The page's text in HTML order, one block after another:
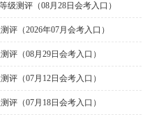
级测评（08月28日会考入口）
评（2026年07月会考入口）
评（08月29日会考入口）
评（07月12日会考入口）
评（07月18日会考入口）